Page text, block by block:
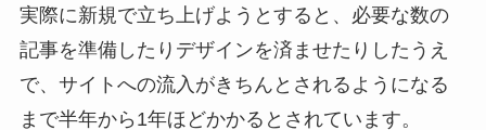
実際に新規で立ち上げようとすると、必要な数の
記事を準備したりデザインを済ませたりしたうえ
で、サイトへの流入がきちんとされるようになる
まで半年から1年ほどかかるとされています。